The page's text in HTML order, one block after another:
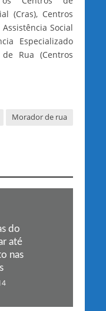
(Cras), Centros
Social
Especializado
Rua (Centros
Morador de rua
do
até
nas